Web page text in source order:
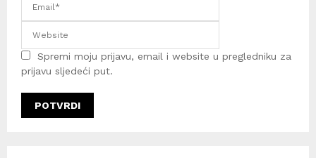
Spremi moju prijavu, email i website u pregledniku za
prijavu sljedeći put.